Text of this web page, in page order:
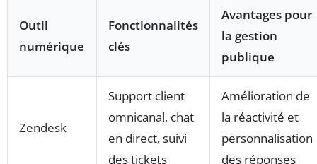
Outil
numérique
Fonctionnalités
clés
Avantages pour
la gestion
publique
Zendesk
Support client
omnicanal, chat
en direct, suivi
des tickets
Amélioration de
la réactivité et
personnalisation
des réponses